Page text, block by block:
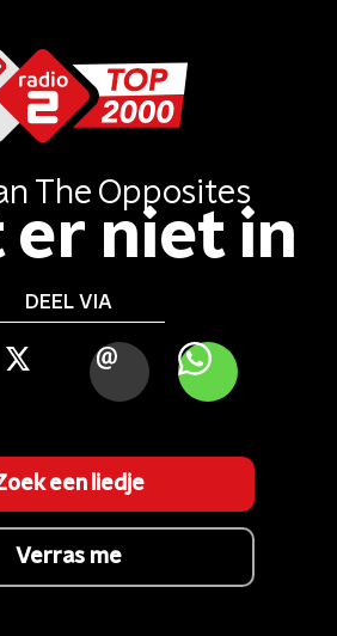
The Opposites
er niet in
DEEL VIA
X MAIL WHATSAPP
een liedje
Verras me